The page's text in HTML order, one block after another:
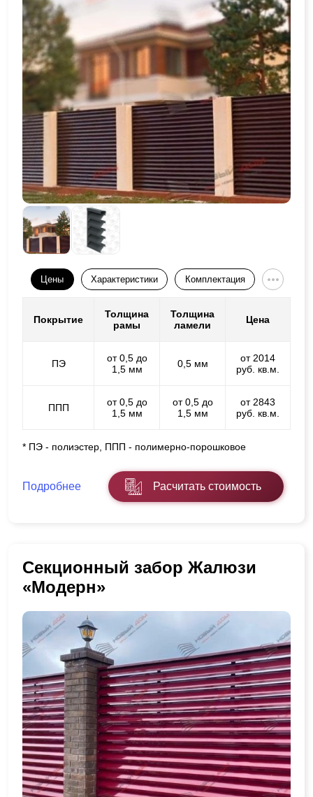
Цены Характеристики Комплектация
Покрытие
Толщина
рамы
Толщина
ламели
Цена
ПЭ
от 0,5 до
1,5 мм
0,5 мм
от 2014
руб. кв.м.
ППП
от 0,5 до
1,5 мм
от 0,5 до
1,5 мм
от 2843
руб. кв.м.
* ПЭ - полиэстер, ППП - полимерно-порошковое
Подробнее Расчитать стоимость
Секционный забор Жалюзи
«Модерн»